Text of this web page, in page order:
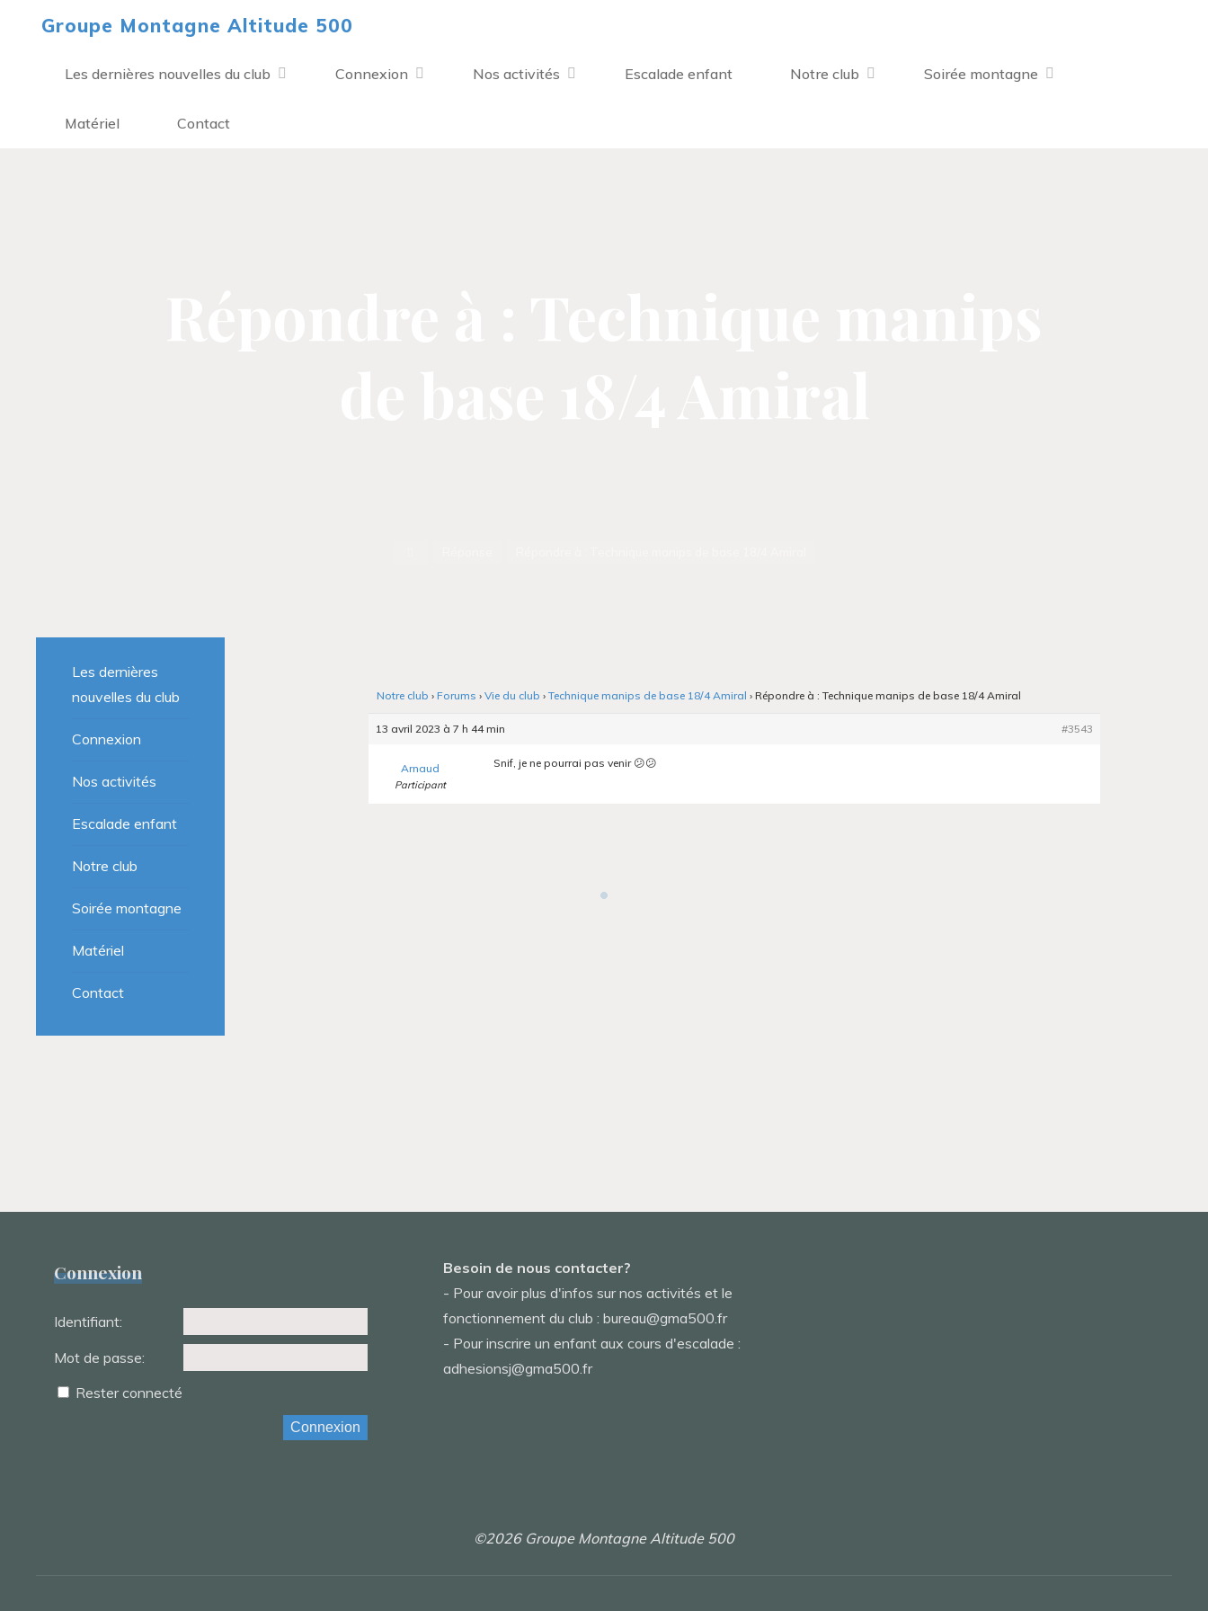
Groupe Montagne Altitude 500
Les dernières nouvelles du club Connexion Nos activités Escalade enfant Notre club Soirée montagne
Matériel Contact
Notre club › Forums › Vie du club › Technique manips de base 18/4 Amiral › Répondre à : Technique manips de base 18/4 Amiral
13 avril 2023 à 7 h 44 min #3543
Arnaud
Participant
Snif, je ne pourrai pas venir 😕😕
Les dernières
nouvelles du club
Connexion
Nos activités
Escalade enfant
Notre club
Soirée montagne
Matériel
Contact
Connexion
Identifiant:
Mot de passe:
Rester connecté
Connexion
Besoin de nous contacter?
- Pour avoir plus d'infos sur nos activités et le
fonctionnement du club : bureau@gma500.fr
- Pour inscrire un enfant aux cours d'escalade :
adhesionsj@gma500.fr
©2026 Groupe Montagne Altitude 500